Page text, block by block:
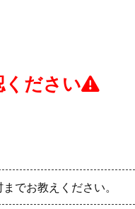
ください
でお教えください。